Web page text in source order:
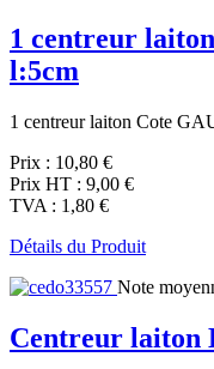
1 centreur
l:5cm
1 centreur laiton Cote
Prix : 10,80 €
Prix HT : 9,00 €
TVA : 1,80 €
Détails du Produit
Note
Centreur laiton